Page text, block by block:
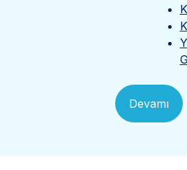
Devamı